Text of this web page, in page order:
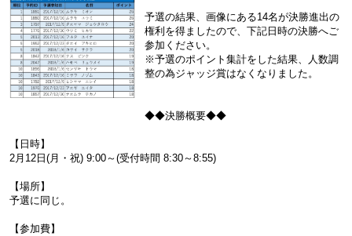
予選の結果、画像にある14名が決勝進出の
権利を得ましたので、下記日時の決勝へご
参加ください。
※予選のポイント集計をした結果、人数調
整の為ジャッジ賞はなくなりました。
◆◆決勝概要◆◆
【日時】
2月12日(月・祝) 9:00～(受付時間 8:30～8:55)
【場所】
予選に同じ。
【参加費】